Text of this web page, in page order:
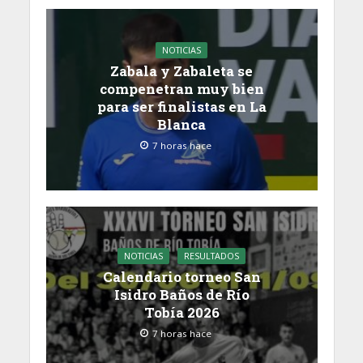
NOTICIAS
Zabala y Zabaleta se
compenetran muy bien
para ser finalistas en La
Blanca
7 horas hace
NOTICIAS RESULTADOS
Calendario torneo San
Isidro Baños de Río
Tobía 2026
7 horas hace